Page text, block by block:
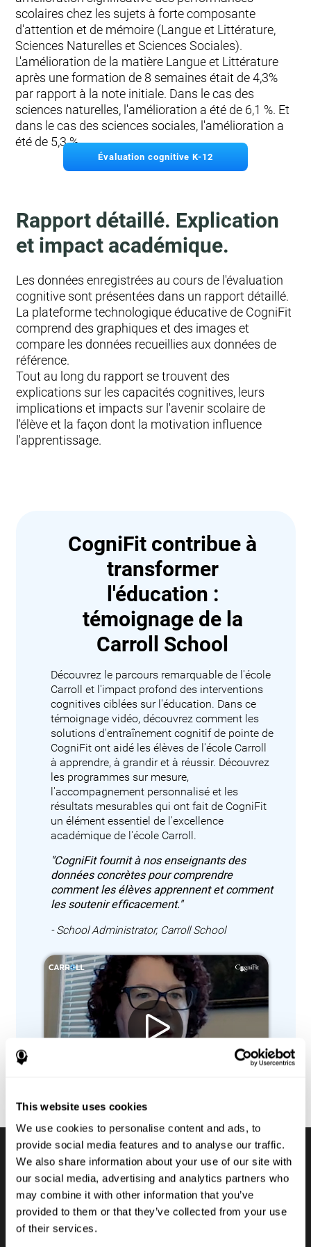
This website uses cookies
We use cookies to personalise content and ads, to
provide social media features and to analyse our traffic.
We also share information about your use of our site with
our social media, advertising and analytics partners who
may combine it with other information that you’ve
provided to them or that they’ve collected from your use
of their services.
scolaires chez les sujets à forte composante
d'attention et de mémoire (Langue et Littérature,
Sciences Naturelles et Sciences Sociales).
L'amélioration de la matière Langue et Littérature
après une formation de 8 semaines était de 4,3%
par rapport à la note initiale. Dans le cas des
sciences naturelles, l'amélioration a été de 6,1 %. Et
dans le cas des sciences sociales, l'amélioration a
été de 5,3 %.
Évaluation cognitive K-12
Rapport détaillé. Explication
et impact académique.
Les données enregistrées au cours de l'évaluation
cognitive sont présentées dans un rapport détaillé.
La plateforme technologique éducative de CogniFit
comprend des graphiques et des images et
compare les données recueillies aux données de
référence.
Tout au long du rapport se trouvent des
explications sur les capacités cognitives, leurs
implications et impacts sur l'avenir scolaire de
l'élève et la façon dont la motivation influence
l'apprentissage.
CogniFit contribue à
transformer
l'éducation :
témoignage de la
Carroll School
Découvrez le parcours remarquable de l'école
Carroll et l'impact profond des interventions
cognitives ciblées sur l'éducation. Dans ce
témoignage vidéo, découvrez comment les
solutions d'entraînement cognitif de pointe de
CogniFit ont aidé les élèves de l'école Carroll
à apprendre, à grandir et à réussir. Découvrez
les programmes sur mesure,
l'accompagnement personnalisé et les
résultats mesurables qui ont fait de CogniFit
un élément essentiel de l'excellence
académique de l'école Carroll.
"CogniFit fournit à nos enseignants des
données concrètes pour comprendre
comment les élèves apprennent et comment
les soutenir efficacement."
- School Administrator, Carroll School
Batteries d'évaluation
cognitive numérique